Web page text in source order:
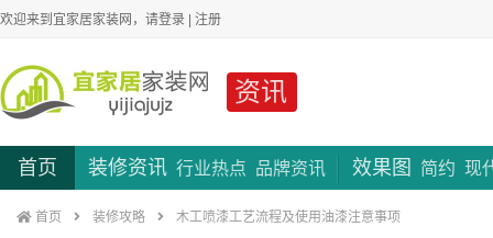
欢迎来到宜家居家装网，请登录 | 注册
资讯
首页 装修资讯 行业热点 品牌资讯 效果图 简约 现
首页 装修攻略 木工喷漆工艺流程及使用油漆注意事项